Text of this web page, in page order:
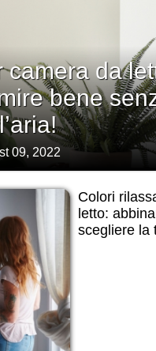
camera da
bene
09, 2022
Colori
letto:
scegliere la